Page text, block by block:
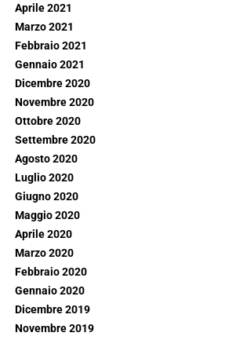
Aprile 2021
Marzo 2021
Febbraio 2021
Gennaio 2021
Dicembre 2020
Novembre 2020
Ottobre 2020
Settembre 2020
Agosto 2020
Luglio 2020
Giugno 2020
Maggio 2020
Aprile 2020
Marzo 2020
Febbraio 2020
Gennaio 2020
Dicembre 2019
Novembre 2019